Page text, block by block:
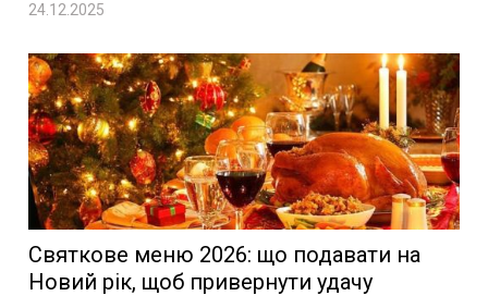
24.12.2025
Святкове меню 2026: що подавати на
Новий рік, щоб привернути удачу